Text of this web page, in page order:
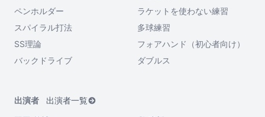
ペンホルダー
ラケットを使わない練習
スパイラル打法
多球練習
SS理論
フォアハンド（初心者向け）
バックドライブ
ダブルス
出演者
出演者一覧